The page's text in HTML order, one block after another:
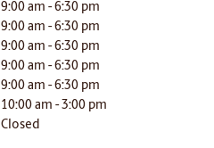
9:00 am - 6:30 pm
9:00 am - 6:30 pm
9:00 am - 6:30 pm
9:00 am - 6:30 pm
9:00 am - 6:30 pm
10:00 am - 3:00 pm
Closed